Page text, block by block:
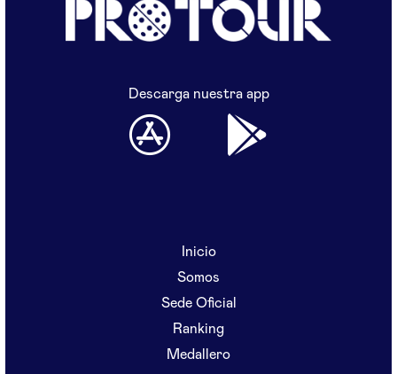
Descarga nuestra app
Inicio
Somos
Sede Oficial
Ranking
Medallero